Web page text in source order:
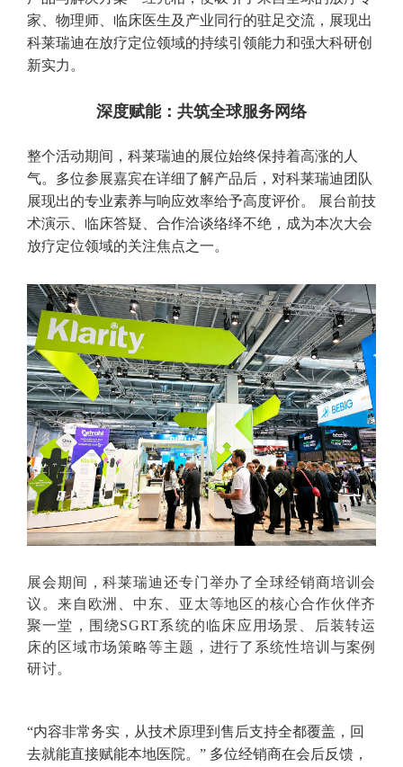
家、物理师、临床医生及产业同行的驻足交流，展现出
科莱瑞迪在放疗定位领域的持续引领能力和强大科研创
新实力。
深度赋能：共筑全球服务网络
整个活动期间，科莱瑞迪的展位始终保持着高涨的人
气。多位参展嘉宾在详细了解产品后，对科莱瑞迪团队
展现出的专业素养与响应效率给予高度评价。 展台前技
术演示、临床答疑、合作洽谈络绎不绝，成为本次大会
放疗定位领域的关注焦点之一。
展会期间，科莱瑞迪还专门举办了全球经销商培训会
议。来自欧洲、中东、亚太等地区的核心合作伙伴齐
聚一堂，围绕SGRT系统的临床应用场景、后装转运
床的区域市场策略等主题，进行了系统性培训与案例
研讨。
“内容非常务实，从技术原理到售后支持全都覆盖，回
去就能直接赋能本地医院。” 多位经销商在会后反馈，